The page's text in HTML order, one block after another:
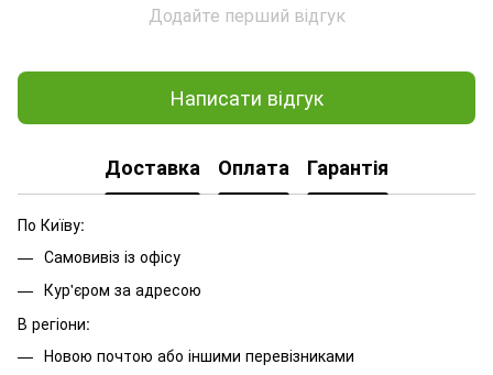
Додайте перший відгук
Написати відгук
Доставка Оплата Гарантія
По Київу:
Самовивіз із офісу
Кур'єром за адресою
В регіони:
Новою почтою або іншими перевізниками